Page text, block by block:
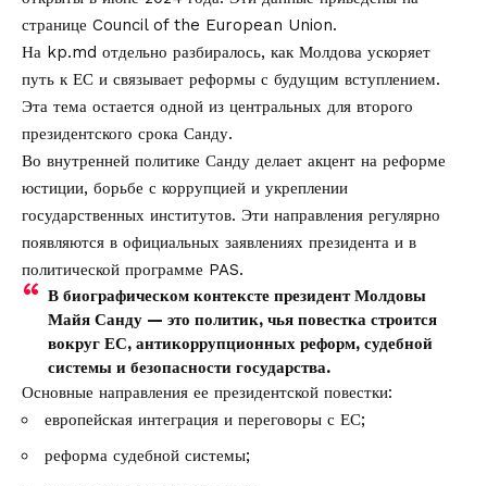
странице Council of the European Union.
На kp.md отдельно разбиралось, как Молдова ускоряет
путь к ЕС и связывает реформы с будущим вступлением.
Эта тема остается одной из центральных для второго
президентского срока Санду.
Во внутренней политике Санду делает акцент на реформе
юстиции, борьбе с коррупцией и укреплении
государственных институтов. Эти направления регулярно
появляются в официальных заявлениях президента и в
политической программе PAS.
В биографическом контексте президент Молдовы
Майя Санду — это политик, чья повестка строится
вокруг ЕС, антикоррупционных реформ, судебной
системы и безопасности государства.
Основные направления ее президентской повестки:
европейская интеграция и переговоры с ЕС;
реформа судебной системы;